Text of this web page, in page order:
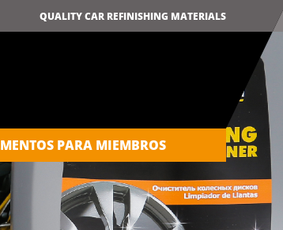
QUALITY CAR REFINISHING MATERIALS
PARA MIEMBROS